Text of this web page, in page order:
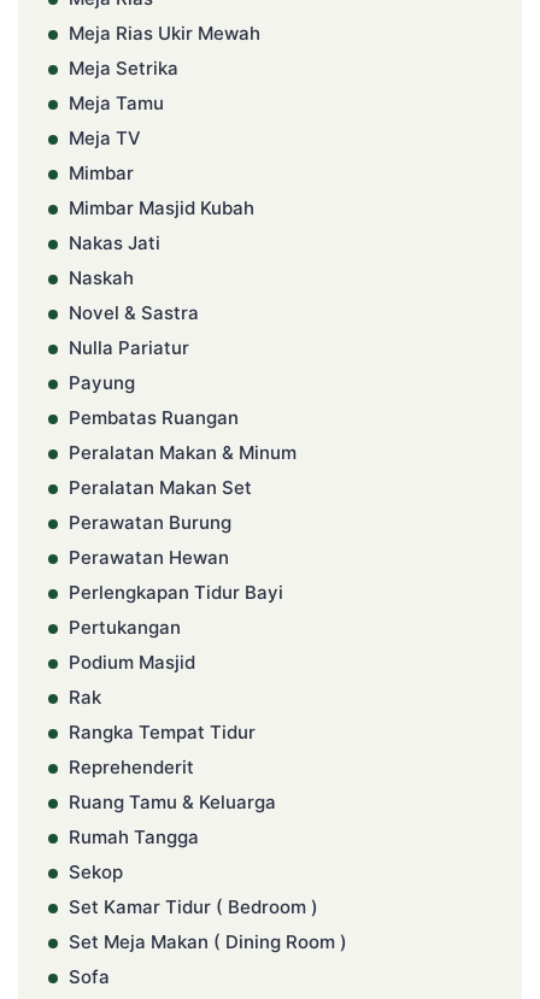
Meja Rias Ukir Mewah
Meja Setrika
Meja Tamu
Meja TV
Mimbar
Mimbar Masjid Kubah
Nakas Jati
Naskah
Novel & Sastra
Nulla Pariatur
Payung
Pembatas Ruangan
Peralatan Makan & Minum
Peralatan Makan Set
Perawatan Burung
Perawatan Hewan
Perlengkapan Tidur Bayi
Pertukangan
Podium Masjid
Rak
Rangka Tempat Tidur
Reprehenderit
Ruang Tamu & Keluarga
Rumah Tangga
Sekop
Set Kamar Tidur ( Bedroom )
Set Meja Makan ( Dining Room )
Sofa